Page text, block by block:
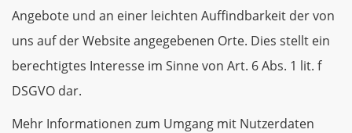
Angebote und an einer leichten Auffindbarkeit der von
uns auf der Website angegebenen Orte. Dies stellt ein
berechtigtes Interesse im Sinne von Art. 6 Abs. 1 lit. f
DSGVO dar.
Mehr Informationen zum Umgang mit Nutzerdaten